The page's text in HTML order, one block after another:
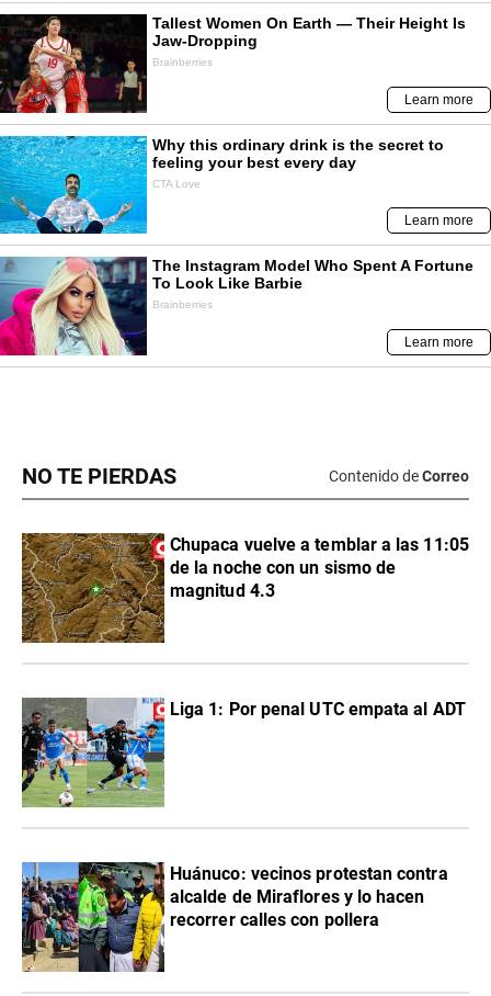
NO TE PIERDAS Contenido deCorreo
Chupaca vuelve a temblar a las 11:05
de la noche con un sismo de
magnitud 4.3
Liga 1: Por penal UTC empata al ADT
Huánuco: vecinos protestan contra
alcalde de Miraflores y lo hacen
recorrer calles con pollera